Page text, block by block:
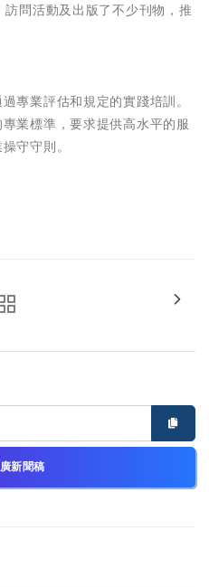
問活動及出版了不少刊物，推
專業評估和規定的實踐培訓。
業標準，要求提供高水平的服
守守則。
新聞稿